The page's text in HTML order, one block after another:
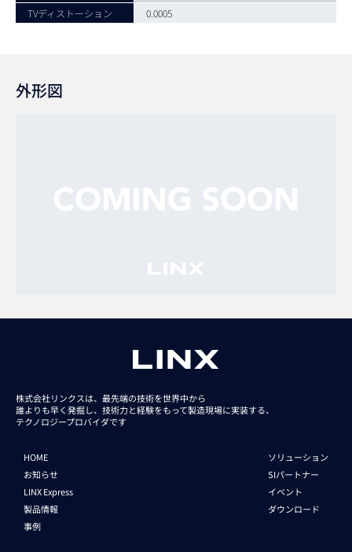
TVディストーション
0.0005
外形図
株式会社リンクスは、最先端の技術を世界中から
誰よりも早く発掘し、技術力と経験をもって製造現場に実装する、
テクノロジープロバイダです
HOME
お知らせ
LINX Express
製品情報
事例
ソリューション
SIパートナー
イベント
ダウンロード